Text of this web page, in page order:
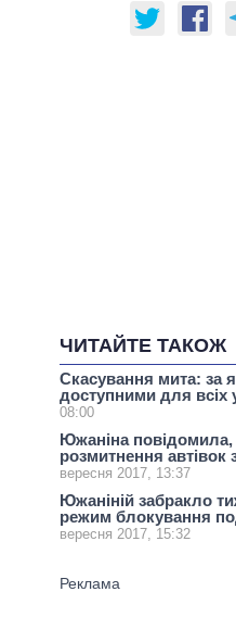
ЧИТАЙТЕ ТАКОЖ
Скасування мита: за
доступними для всіх
08:00
Южаніна повідомила,
розмитнення
вересня 2017, 13:37
Южаніній забракло
режим блокування
вересня 2017, 15:32